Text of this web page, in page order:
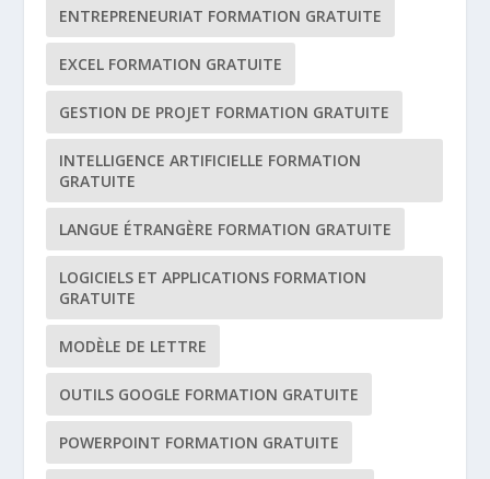
ENTREPRENEURIAT FORMATION GRATUITE
EXCEL FORMATION GRATUITE
GESTION DE PROJET FORMATION GRATUITE
INTELLIGENCE ARTIFICIELLE FORMATION
GRATUITE
LANGUE ÉTRANGÈRE FORMATION GRATUITE
LOGICIELS ET APPLICATIONS FORMATION
GRATUITE
MODÈLE DE LETTRE
OUTILS GOOGLE FORMATION GRATUITE
POWERPOINT FORMATION GRATUITE